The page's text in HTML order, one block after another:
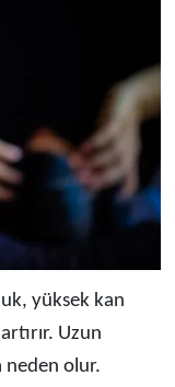
yüksek kan
Uzun
neden olur.